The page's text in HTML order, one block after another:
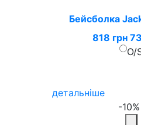
Бейсболка
818 грн
O/
детальніше
-10%